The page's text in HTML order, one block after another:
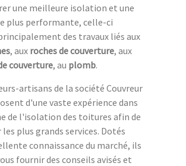
une meilleure isolation et une
plus performante, celle-ci
des travaux liés aux
, aux roches de couverture, aux
couverture, au plomb.
artisans de la société Couvreur
d'une vaste expérience dans
de l'isolation des toitures afin de
plus grands services. Dotés
connaissance du marché, ils
fournir des conseils avisés et